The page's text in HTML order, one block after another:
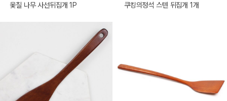
옻칠 나무 사선뒤집개 1P 쿠킹의정석 스텐 뒤집개 1개